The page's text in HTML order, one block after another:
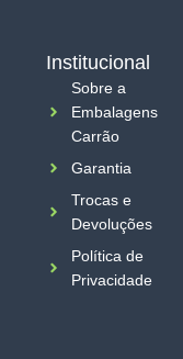
Institucional
Sobre a
Embalagens
Carrão
Garantia
Trocas e
Devoluções
Política de
Privacidade